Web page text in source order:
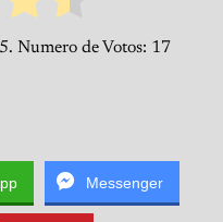
Numero de Votos: 17
Messenger